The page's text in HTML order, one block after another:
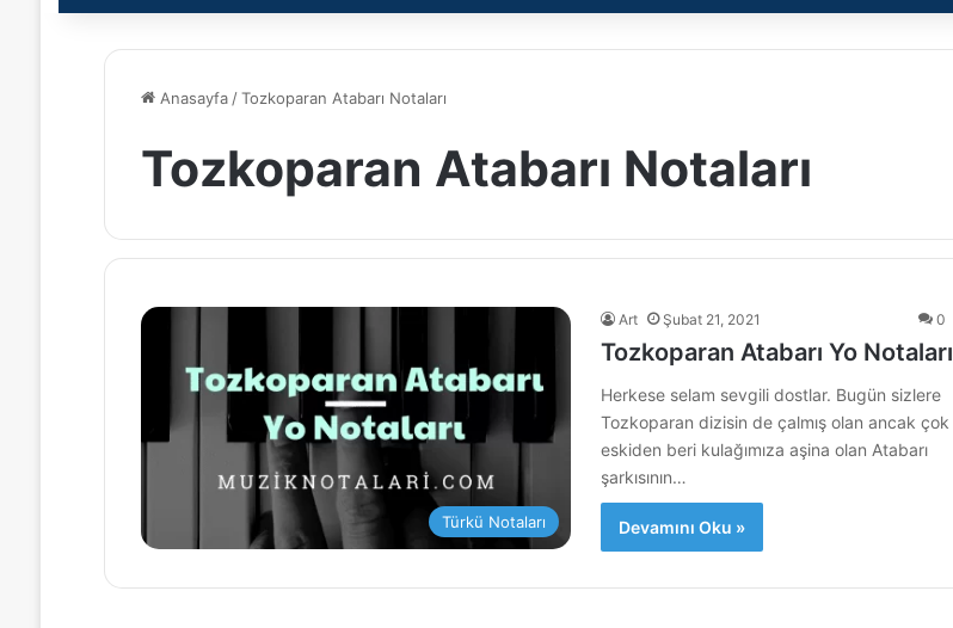
Anasayfa /Tozkoparan Atabarı Notaları
Tozkoparan Atabarı Notaları
Türkü Notaları
Art Şubat 21, 2021 0
Tozkoparan Atabarı Yo Notaları
Herkese selam sevgili dostlar. Bugün sizlere
Tozkoparan dizisin de çalmış olan ancak çok
eskiden beri kulağımıza aşina olan Atabarı
şarkısının…
Devamını Oku »